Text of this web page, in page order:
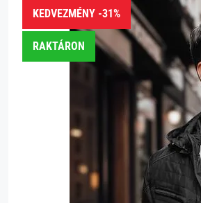
KEDVEZMÉNY -31%
RAKTÁRON